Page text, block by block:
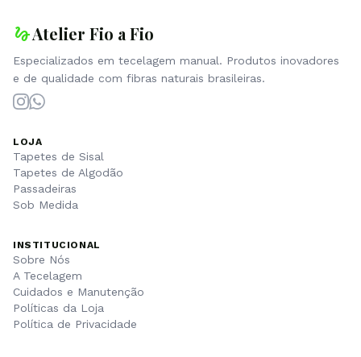
gestureAtelier Fio a Fio
Especializados em tecelagem manual. Produtos inovadores
e de qualidade com fibras naturais brasileiras.
LOJA
Tapetes de Sisal
Tapetes de Algodão
Passadeiras
Sob Medida
INSTITUCIONAL
Sobre Nós
A Tecelagem
Cuidados e Manutenção
Políticas da Loja
Política de Privacidade